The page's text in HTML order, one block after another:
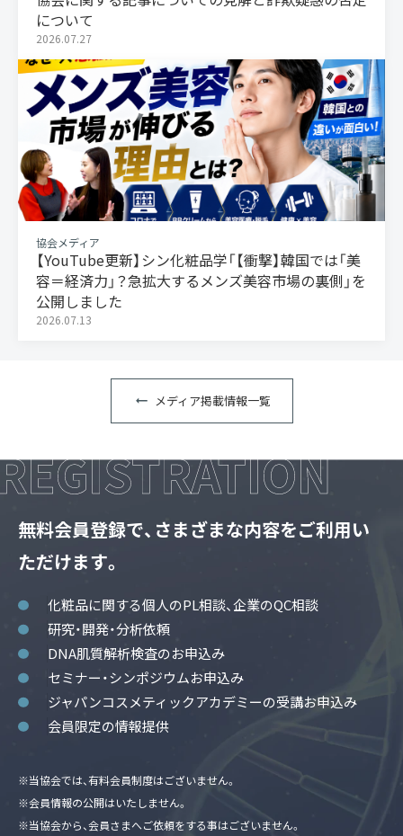
について
2026.07.27
協会メディア
【YouTube更新】シン化粧品学「【衝撃】韓国では「美
容＝経済力」？急拡大するメンズ美容市場の裏側」を
公開しました
2026.07.13
メディア掲載情報一覧
無料会員登録で、さまざまな内容をご利用い
ただけます。
化粧品に関する個人のPL相談、企業のQC相談
研究・開発・分析依頼
DNA肌質解析検査のお申込み
セミナー・シンポジウムお申込み
ジャパンコスメティックアカデミーの受講お申込み
会員限定の情報提供
※当協会では、有料会員制度はございません。
※会員情報の公開はいたしません。
※当協会から、会員さまへご依頼をする事はございません。